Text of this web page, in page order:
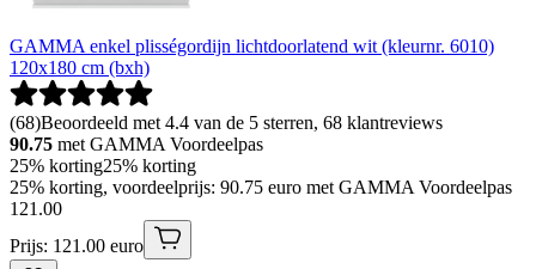
GAMMA enkel plisségordijn lichtdoorlatend wit (kleurnr. 6010)
120x180 cm (bxh)
(68)Beoordeeld met 4.4 van de 5 sterren, 68 klantreviews
90.75 met GAMMA Voordeelpas
25% korting25% korting
25% korting, voordeelprijs: 90.75 euro met GAMMA Voordeelpas
121 .00
Prijs: 121.00 euro